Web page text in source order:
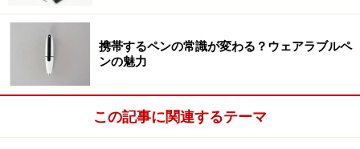
携帯するペンの常識が変わる？ウェアラブルペ
ンの魅力
この記事に関連するテーマ